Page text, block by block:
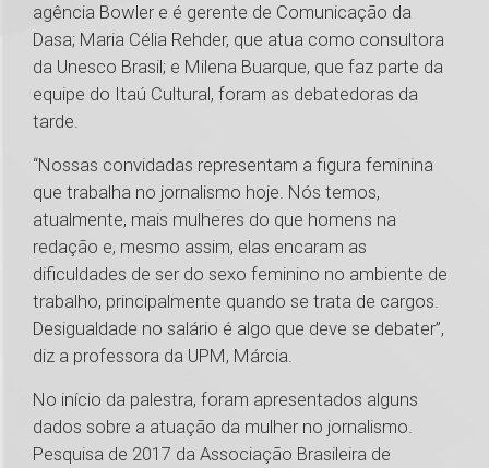
agência Bowler e é gerente de Comunicação da
Dasa; Maria Célia Rehder, que atua como consultora
da Unesco Brasil; e Milena Buarque, que faz parte da
equipe do Itaú Cultural, foram as debatedoras da
tarde.
“Nossas convidadas representam a figura feminina
que trabalha no jornalismo hoje. Nós temos,
atualmente, mais mulheres do que homens na
redação e, mesmo assim, elas encaram as
dificuldades de ser do sexo feminino no ambiente de
trabalho, principalmente quando se trata de cargos.
Desigualdade no salário é algo que deve se debater”,
diz a professora da UPM, Márcia.
No início da palestra, foram apresentados alguns
dados sobre a atuação da mulher no jornalismo.
Pesquisa de 2017 da Associação Brasileira de